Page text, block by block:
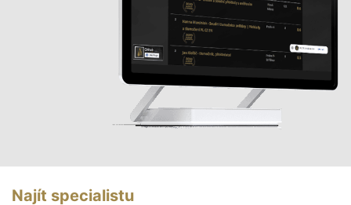
Najít specialistu